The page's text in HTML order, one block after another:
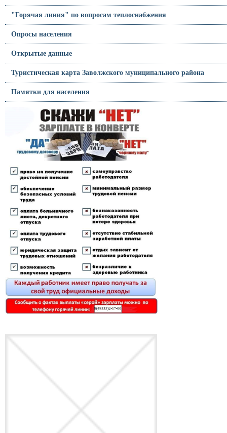
"Горячая линия" по вопросам теплоснабжения
Опросы населения
Открытые данные
Туристическая карта Заволжского муниципального района
Памятки для населения